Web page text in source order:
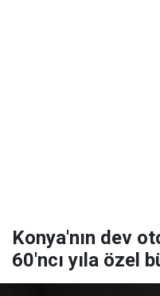
Konya'nın dev
60'ncı yıla özel